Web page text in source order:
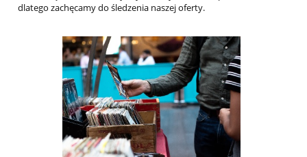
dlatego zachęcamy do śledzenia naszej oferty.